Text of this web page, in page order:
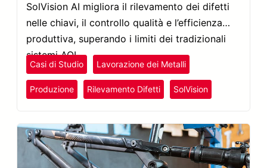
SolVision AI migliora il rilevamento dei difetti
nelle chiavi, il controllo qualità e l’efficienza
produttiva, superando i limiti dei tradizionali
sistemi AOI.
Casi di Studio Lavorazione dei Metalli
Produzione Rilevamento Difetti SolVision